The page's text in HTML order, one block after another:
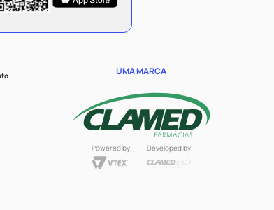
UMA MARCA
Powered by Developed by